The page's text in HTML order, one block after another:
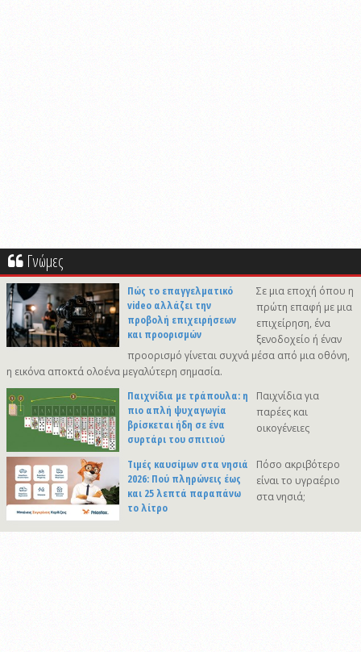
Γνώμες
Πώς το επαγγελματικό
video αλλάζει την
προβολή επιχειρήσεων
και προορισμών
Σε μια εποχή όπου η
πρώτη επαφή με μια
επιχείρηση, ένα
ξενοδοχείο ή έναν
προορισμό γίνεται συχνά μέσα από μια οθόνη,
η εικόνα αποκτά ολοένα μεγαλύτερη σημασία.
Παιχνίδια με τράπουλα: η
πιο απλή ψυχαγωγία
βρίσκεται ήδη σε ένα
συρτάρι του σπιτιού
Παιχνίδια για
παρέες και
οικογένειες
Τιμές καυσίμων στα νησιά
2026: Πού πληρώνεις έως
και 25 λεπτά παραπάνω
το λίτρο
Πόσο ακριβότερο
είναι το υγραέριο
στα νησιά;